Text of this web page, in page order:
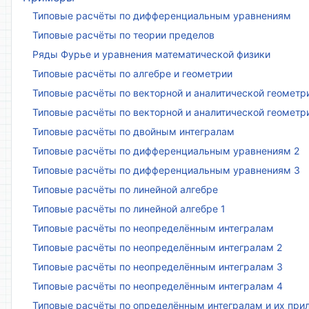
Типовые расчёты по дифференциальным уравнениям
Типовые расчёты по теории пределов
Ряды Фурье и уравнения математической физики
Типовые расчёты по алгебре и геометрии
Типовые расчёты по векторной и аналитической
Типовые расчёты по векторной и аналитической
Типовые расчёты по двойным интегралам
Типовые расчёты по дифференциальным уравнениям 2
Типовые расчёты по дифференциальным уравнениям 3
Типовые расчёты по линейной алгебре
Типовые расчёты по линейной алгебре 1
Типовые расчёты по неопределённым интегралам
Типовые расчёты по неопределённым интегралам 2
Типовые расчёты по неопределённым интегралам 3
Типовые расчёты по неопределённым интегралам 4
Типовые расчёты по определённым интегралам и их